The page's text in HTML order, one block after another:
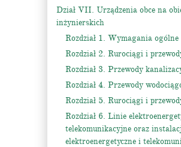
Dział VII. Urządzenia obce na
inżynierskich
Rozdział 1. Wymagania ogólne
Rozdział 2. Rurociągi i
Rozdział 3. Przewody
Rozdział 4. Przewody
Rozdział 5. Rurociągi i
Rozdział 6. Linie
telekomunikacyjne oraz
elektroenergetyczne i